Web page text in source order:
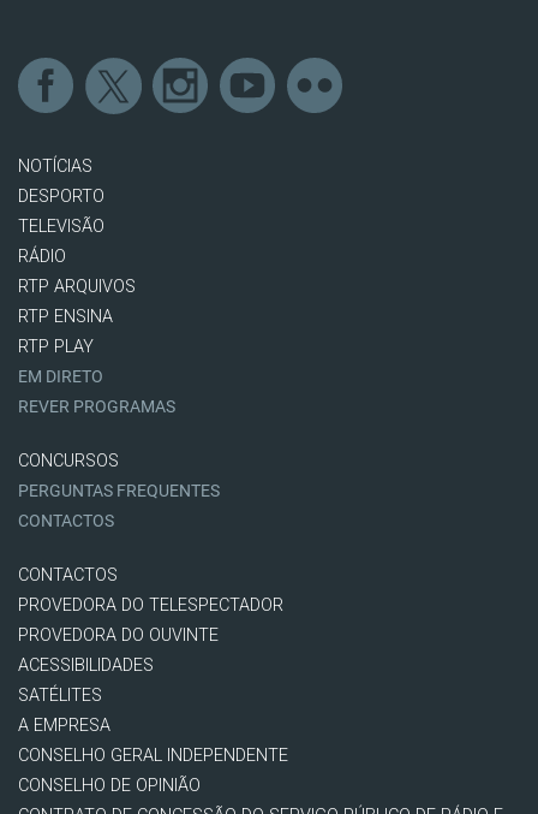
NOTÍCIAS
DESPORTO
TELEVISÃO
RÁDIO
RTP ARQUIVOS
RTP ENSINA
RTP PLAY
EM DIRETO
REVER PROGRAMAS
CONCURSOS
PERGUNTAS FREQUENTES
CONTACTOS
CONTACTOS
PROVEDORA DO TELESPECTADOR
PROVEDORA DO OUVINTE
ACESSIBILIDADES
SATÉLITES
A EMPRESA
CONSELHO GERAL INDEPENDENTE
CONSELHO DE OPINIÃO